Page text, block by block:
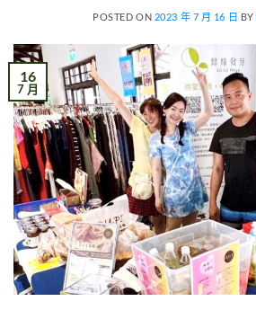
POSTED ON 2023 年 7 月 16 日 BY
16
7 月